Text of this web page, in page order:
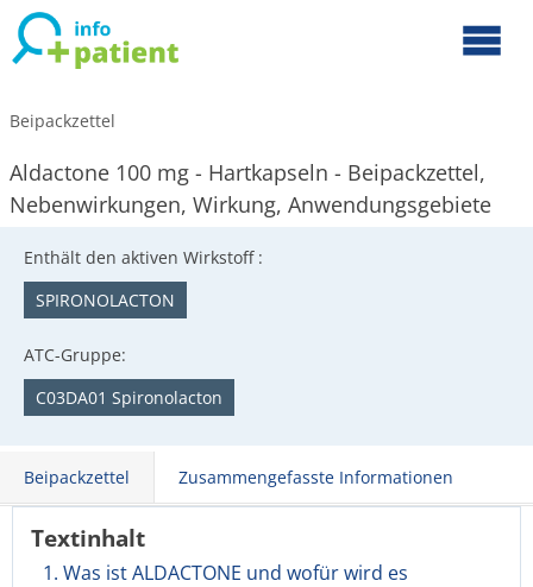
Beipackzettel
Aldactone 100 mg - Hartkapseln - Beipackzettel,
Nebenwirkungen, Wirkung, Anwendungsgebiete
Enthält den aktiven Wirkstoff :
SPIRONOLACTON
ATC-Gruppe:
C03DA01 Spironolacton
Beipackzettel Zusammengefasste Informationen
Textinhalt
1. Was ist ALDACTONE und wofür wird es